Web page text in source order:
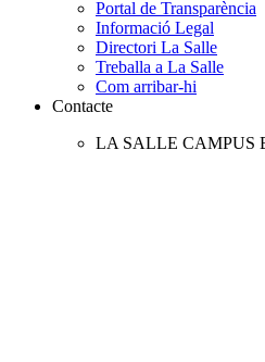
Portal de Transparència
Informació Legal
Directori La Salle
Treballa a La Salle
Com arribar-hi
Contacte
LA SALLE CAMPUS